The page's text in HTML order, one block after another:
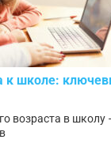
к школе:
возраста в школу